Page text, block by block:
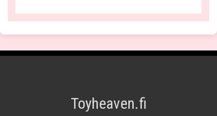
Toyheaven.fi